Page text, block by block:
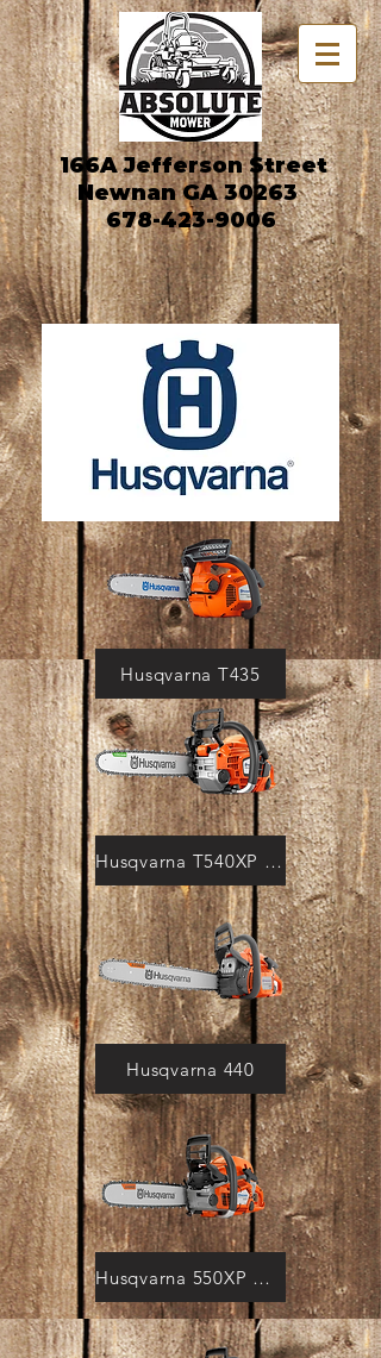
166A Jefferson Street
Newnan GA 30263
678-423-9006
Husqvarna T435
Husqvarna T540XP MK III
Husqvarna 440
Husqvarna 550XP MK II